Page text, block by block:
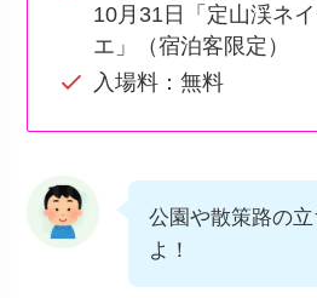
10月31日「定山渓ネ
エ」（宿泊客限定）
入場料：無料
公園や散策路の
よ！